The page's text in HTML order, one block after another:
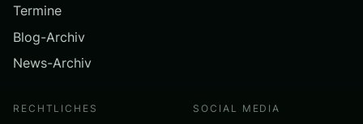
Termine
Blog-Archiv
News-Archiv
RECHTLICHES SOCIAL MEDIA